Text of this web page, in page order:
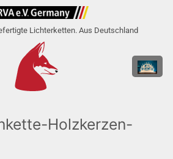
Lichterketten. Aus Deutschland
Holzkerzen-